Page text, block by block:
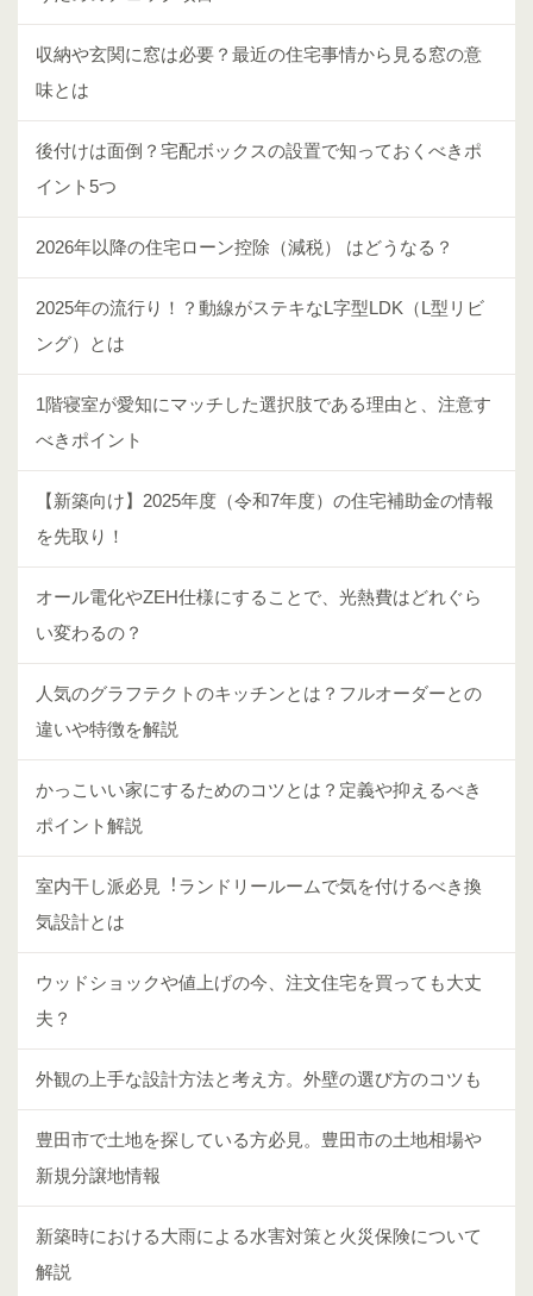
収納や玄関に窓は必要？最近の住宅事情から見る窓の意
味とは
後付けは面倒？宅配ボックスの設置で知っておくべきポ
イント5つ
2026年以降の住宅ローン控除（減税） はどうなる？
2025年の流行り！？動線がステキなL字型LDK（L型リビ
ング）とは
1階寝室が愛知にマッチした選択肢である理由と、注意す
べきポイント
【新築向け】2025年度（令和7年度）の住宅補助金の情報
を先取り！
オール電化やZEH仕様にすることで、光熱費はどれぐら
い変わるの？
人気のグラフテクトのキッチンとは？フルオーダーとの
違いや特徴を解説
かっこいい家にするためのコツとは？定義や抑えるべき
ポイント解説
室内⼲し派必⾒︕ランドリールームで気を付けるべき換
気設計とは
ウッドショックや値上げの今、注文住宅を買っても大丈
夫？
外観の上手な設計方法と考え方。外壁の選び方のコツも
豊田市で土地を探している方必見。豊田市の土地相場や
新規分譲地情報
新築時における大雨による水害対策と火災保険について
解説